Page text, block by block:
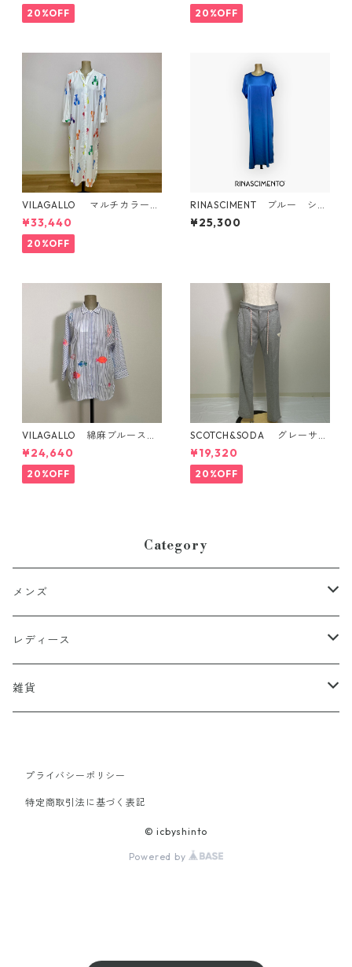
20%OFF 20%OFF
VILAGALLO マルチカラー
プリント柄 綿100% ワンピ
ース
¥33,440
20%OFF
RINASCIMENT ブルー シル
キータイプ バックスタイ
ルジャージ ロングワンピー
¥25,300
VILAGALLO 綿麻ブルースト
ライプ フィッシュ柄刺繡ブ
ラウス ポルトガル製
¥24,640
20%OFF
SCOTCH&SODA グレーサイ
ドライン入りパンツ
¥19,320
20%OFF
Category
メンズ
アウター
トップス
シャツ
靴・バッグ
レディース
アウター
ブルゾン
ボトム
雑貨
バッグ
プライバシーポリシー
特定商取引法に基づく表記
© icbyshinto
Powered by